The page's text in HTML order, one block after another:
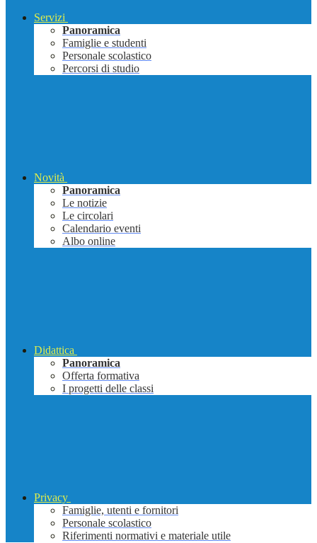
Servizi
Panoramica
Famiglie e studenti
Personale scolastico
Percorsi di studio
Novità
Panoramica
Le notizie
Le circolari
Calendario eventi
Albo online
Didattica
Panoramica
Offerta formativa
I progetti delle classi
Privacy
Famiglie, utenti e fornitori
Personale scolastico
Riferimenti normativi e materiale utile